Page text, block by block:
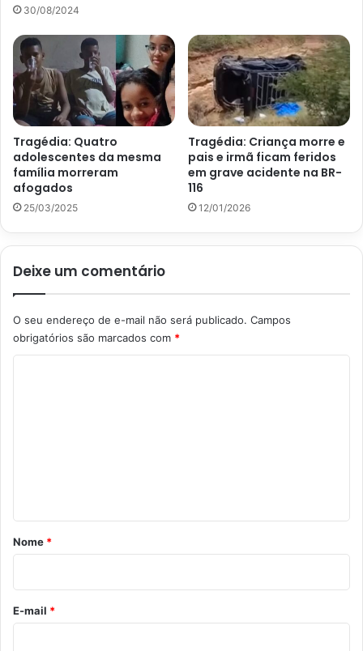
30/08/2024
Tragédia: Quatro
adolescentes da mesma
família morreram
afogados
25/03/2025
Tragédia: Criança morre e
pais e irmã ficam feridos
em grave acidente na BR-
116
12/01/2026
Deixe um comentário
O seu endereço de e-mail não será publicado. Campos
obrigatórios são marcados com *
r
o
*
Nome *
E-mail *